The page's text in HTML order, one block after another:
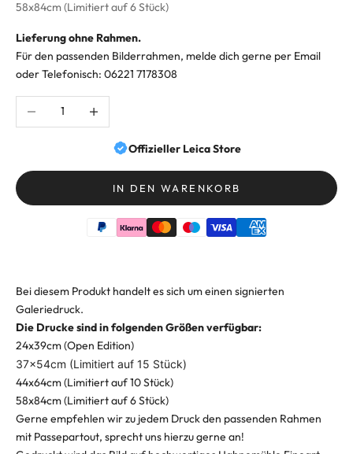
58x84cm (Limitiert auf 6 Stück)
Lieferung ohne Rahmen.
Für den passenden Bilderrahmen, melde dich gerne per Email
oder Telefonisch: 06221 7178308
Anzahl verringernAnzahl erhöhen
Offizieller Leica Store
IN DEN WARENKORB
Bei diesem Produkt handelt es sich um einen signierten
Galeriedruck.
Die Drucke sind in folgenden Größen verfügbar:
24x39cm (Open Edition)
37x54cm (Limitiert auf 15 Stück)
44x64cm (Limitiert auf 10 Stück)
58x84cm (Limitiert auf 6 Stück)
Gerne empfehlen wir zu jedem Druck den passenden Rahmen
mit Passepartout, sprecht uns hierzu gerne an!